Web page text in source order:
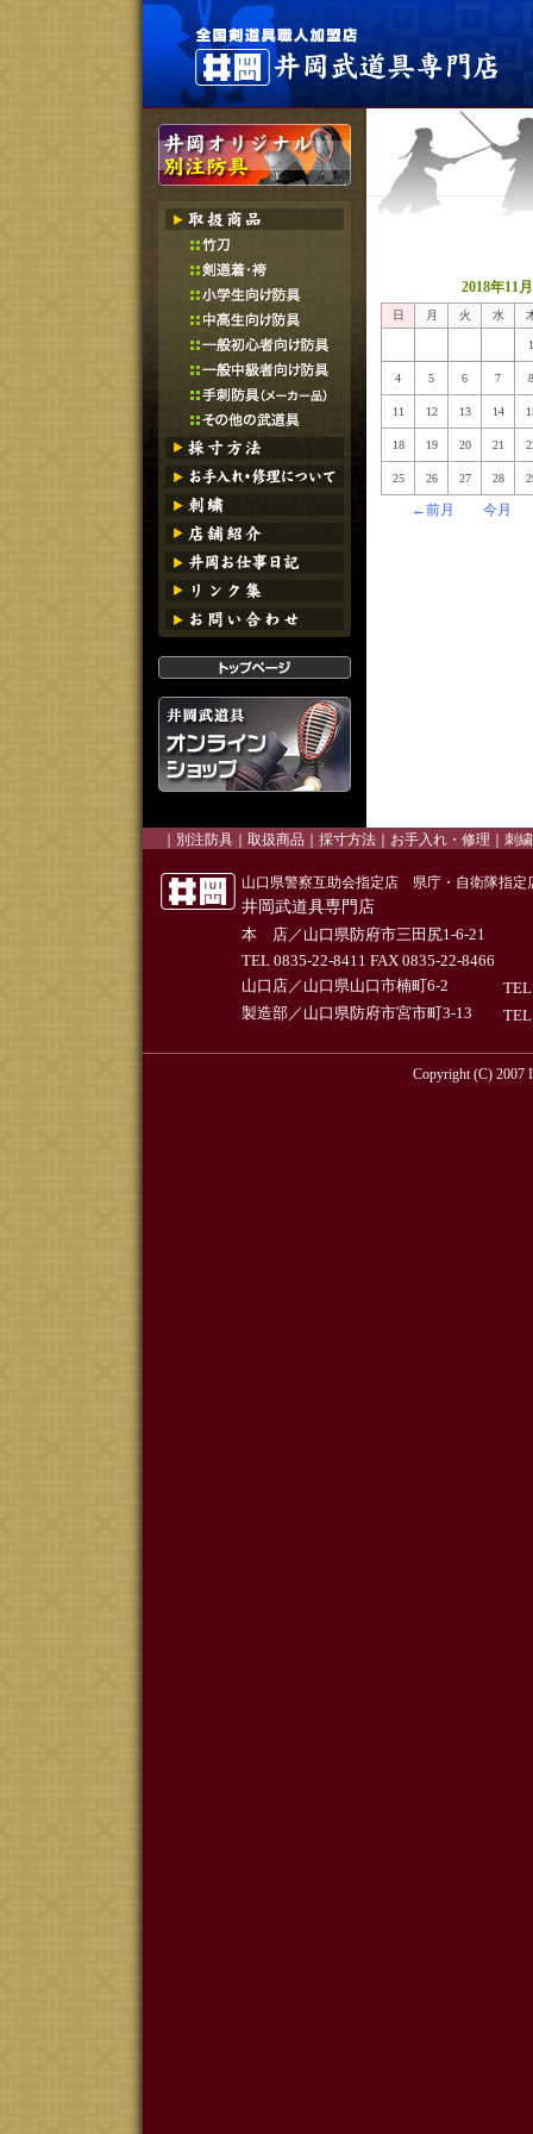
2018年11月
日 月 火 水
1
4 5 6 7 8
11 12 13 14
18 19 20 21
25 26 27 28
←前月 今月
別注防具 取扱商品 採寸方法 ｜お手入れ・修理｜ 刺繍
山口県警察互助会指定店 県庁・自衛隊指
井岡武道具専門店
本 店／山口県防府市三田尻1-6-21
TEL 0835-22-8411 FAX 0835-22-8466
山口店／山口県山口市楠町6-2
製造部／山口県防府市宮市町3-13
Copyright (C) 2007